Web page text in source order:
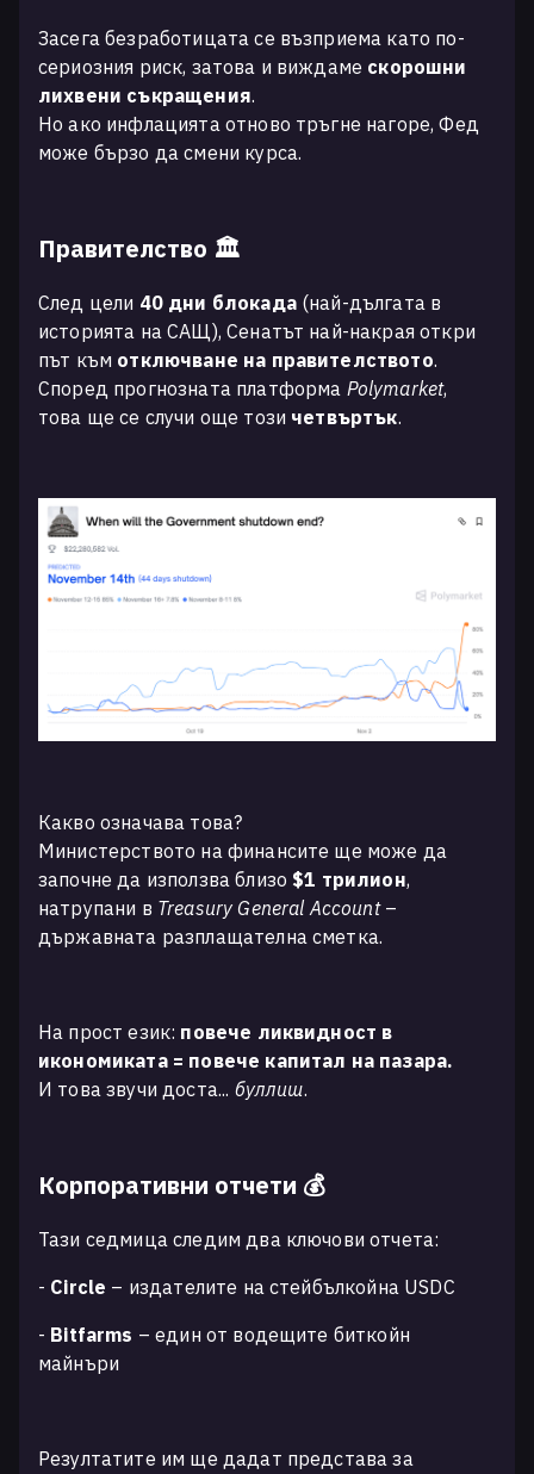
Засега безработицата се възприема като по-
сериозния риск, затова и виждаме скорошни
лихвени съкращения.
Но ако инфлацията отново тръгне нагоре, Фед
може бързо да смени курса.
Правителство 🏛️
След цели 40 дни блокада(най-дългата в
историята на САЩ), Сенатът най-накрая откри
път към отключване на правителството.
Според прогнозната платформа Polymarket,
това ще се случи още този четвъртък.
Какво означава това?
Министерството на финансите ще може да
започне да използва близо $1 трилион,
натрупани в Treasury General Account–
държавната разплащателна сметка.
На прост език: повече ликвидност в
икономиката = повече капитал на пазара.
И това звучи доста... буллиш.
Корпоративни отчети 💰
Тази седмица следим два ключови отчета:
- Circle – издателите на стейбълкойна USDC
- Bitfarms – един от водещите биткойн
майнъри
Резултатите им ще дадат представа за